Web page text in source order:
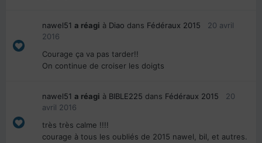
nawel51 a réagi à Diao dans Fédéraux 2015
20 avril
2016
Courage ça va pas tarder!!
On continue de croiser les doigts
nawel51 a réagi à BIBLE225 dans Fédéraux 2015
20
avril 2016
très très calme !!!!
courage à tous les oubliés de 2015 nawel, bil, et autres.